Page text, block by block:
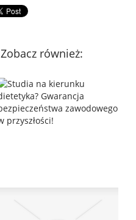
Zobacz również: